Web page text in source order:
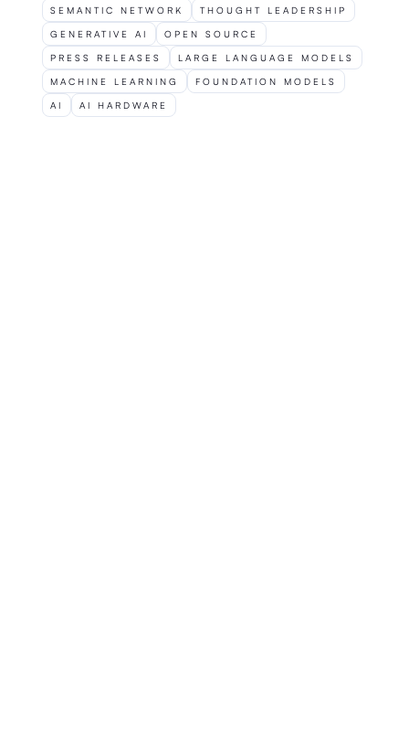
SEMANTIC NETWORK THOUGHT LEADERSHIP
GENERATIVE AI OPEN SOURCE
PRESS RELEASES LARGE LANGUAGE MODELS
MACHINE LEARNING FOUNDATION MODELS
AI AI HARDWARE